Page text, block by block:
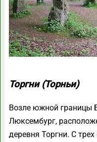
Торгни (Торньи)
Возле южной границы
Люксембург,
деревня Торгни. С